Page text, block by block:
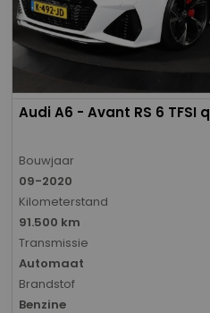
Audi A6 - Avant RS 6 TFSI
Bouwjaar
09-2020
Kilometerstand
91.500 km
Transmissie
Automaat
Brandstof
Benzine